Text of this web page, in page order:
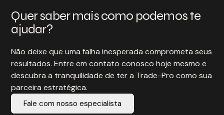
Quer saber mais como podemos te
ajudar?
Não deixe que uma falha inesperada comprometa seus
resultados. Entre em contato conosco hoje mesmo e
descubra a tranquilidade de ter a Trade-Pro como sua
parceira estratégica.
Fale com nosso especialista